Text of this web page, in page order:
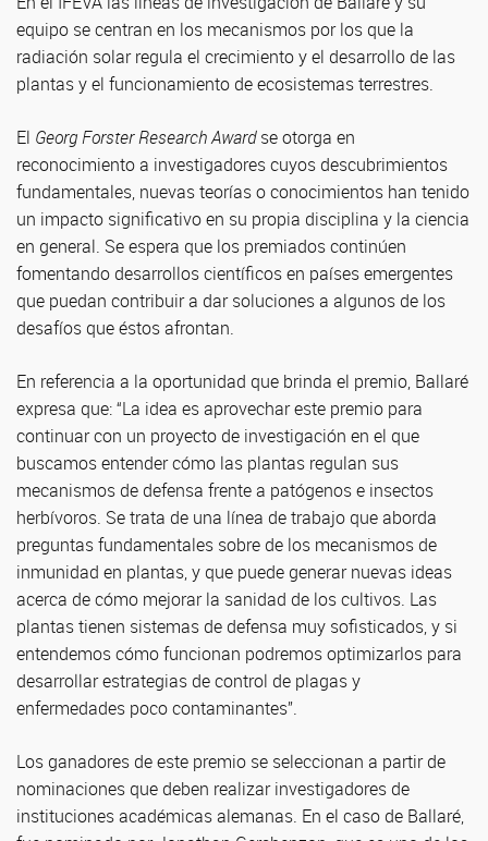
equipo se centran en los mecanismos por los que la
radiación solar regula el crecimiento y el desarrollo de las
plantas y el funcionamiento de ecosistemas terrestres.
El Georg Forster Research Awardse otorga en
reconocimiento a investigadores cuyos descubrimientos
fundamentales, nuevas teorías o conocimientos han tenido
un impacto significativo en su propia disciplina y la ciencia
en general. Se espera que los premiados continúen
fomentando desarrollos científicos en países emergentes
que puedan contribuir a dar soluciones a algunos de los
desafíos que éstos afrontan.
En referencia a la oportunidad que brinda el premio, Ballaré
expresa que: “La idea es aprovechar este premio para
continuar con un proyecto de investigación en el que
buscamos entender cómo las plantas regulan sus
mecanismos de defensa frente a patógenos e insectos
herbívoros. Se trata de una línea de trabajo que aborda
preguntas fundamentales sobre de los mecanismos de
inmunidad en plantas, y que puede generar nuevas ideas
acerca de cómo mejorar la sanidad de los cultivos. Las
plantas tienen sistemas de defensa muy sofisticados, y si
entendemos cómo funcionan podremos optimizarlos para
desarrollar estrategias de control de plagas y
enfermedades poco contaminantes”.
Los ganadores de este premio se seleccionan a partir de
nominaciones que deben realizar investigadores de
instituciones académicas alemanas. En el caso de Ballaré,